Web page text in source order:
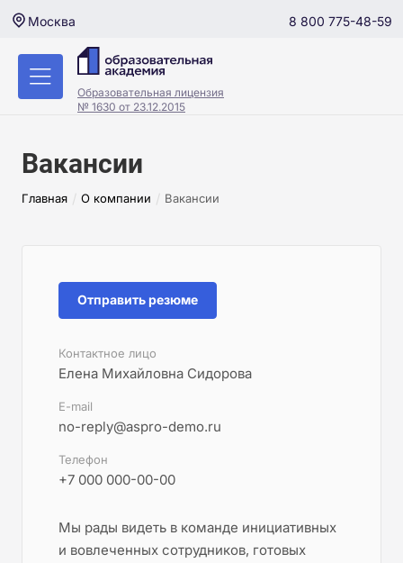
Москва 8 800 775-48-59
Образовательная лицензия
№ 1630 от 23.12.2015
Вакансии
Главная / О компании / Вакансии
Отправить резюме
Контактное лицо
Елена Михайловна Сидорова
E-mail
no-reply@aspro-demo.ru
Телефон
+7 000 000-00-00
Мы рады видеть в команде инициативных
и вовлеченных сотрудников, готовых